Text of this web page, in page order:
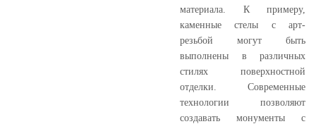
материала. К примеру,
каменные стелы с арт-
резьбой могут быть
выполнены в различных
стилях поверхностной
отделки. Современные
технологии позволяют
создавать монументы с